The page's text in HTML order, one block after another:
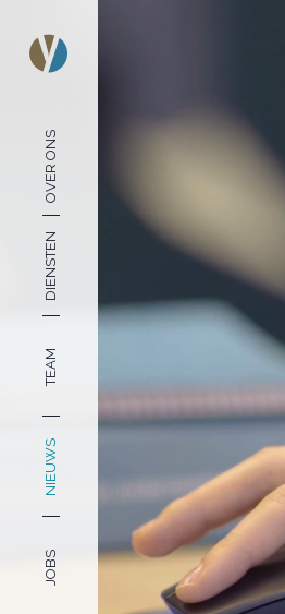
OVER ONS
DIENSTEN
TEAM
NIEUWS
JOBS